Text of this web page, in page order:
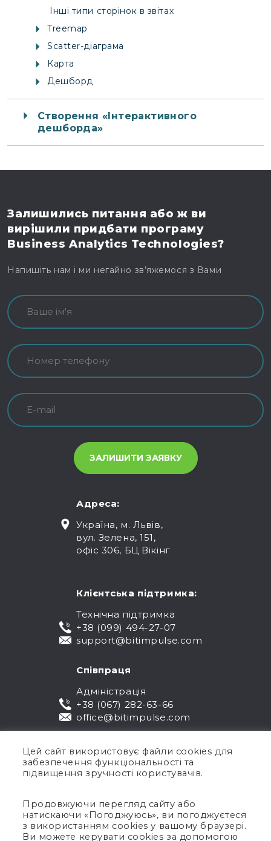
Інші типи сторінок в звітах
Treemap
Scatter-діаграма
Карта
Дешборд
Створення «Інтерактивного
дешборда»
Залишились питання або ж ви
вирішили придбати програму
Business Analytics Technologies?
Напишіть нам і ми негайно зв’яжемося з Вами
Адреса:
Україна, м. Львів,
вул. Зелена, 151,
офіс 306, БЦ Вікінг
Клієнтська підтримка:
Технічна підтримка
+38 (099) 494-27-07
support@bitimpulse.com
Співпраця
Адміністрація
+38 (067) 282-63-66
office@bitimpulse.com
Публічна оферта
Гарантія
Цей сайт використовує файли cookies для
забезпечення функціональності та
підвищення зручності користувачів.
Продовжуючи перегляд сайту або
натискаючи «Погоджуюсь», ви погоджуєтеся
з використанням cookies у вашому браузері.
Ви можете керувати cookies за допомогою